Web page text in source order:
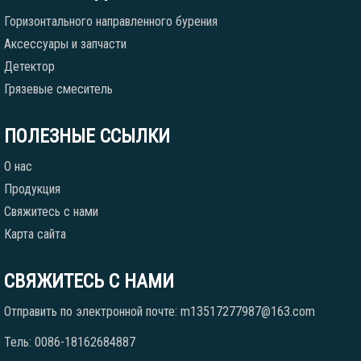
Горизонтального направленного бурения
Аксессуары и запчасти
Детектор
Грязевые смеситель
ПОЛЕЗНЫЕ ССЫЛКИ
О нас
Продукция
Свяжитесь с нами
Карта сайта
СВЯЖИТЕСЬ С НАМИ
Отправить по электронной почте: m13517277987@163.com
Тель: 0086-18162684887